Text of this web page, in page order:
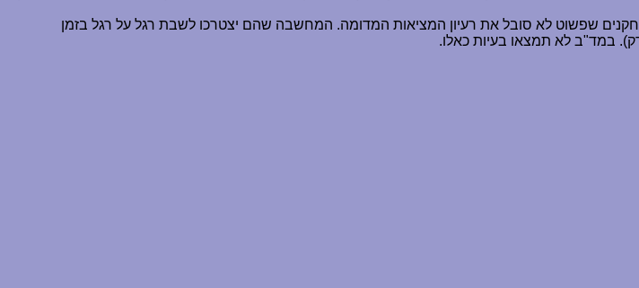
שפשוט לא סובל את רעיון המציאות המדומה. המחשבה שהם יצטרכו לשבת רגל על רגל בזמן
במד"ב לא תמצאו בעיות כאלו.